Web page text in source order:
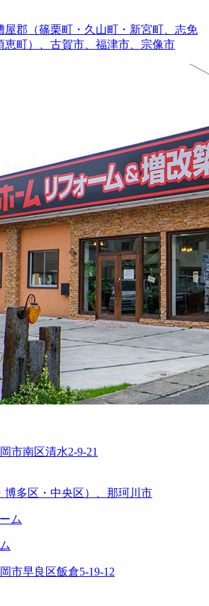
屋郡（篠栗町・久山町・新宮町、志免
恵町）、古賀市、福津市、宗像市
市南区清水2-9-21
博多区・中央区）、那珂川市
市早良区飯倉5-19-12